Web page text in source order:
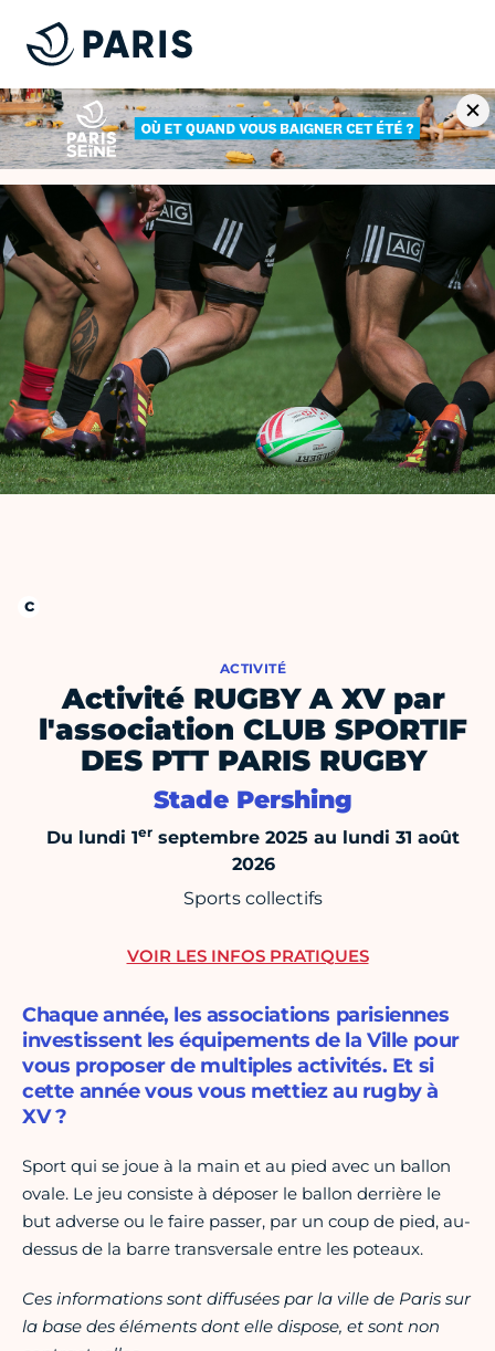
ACTIVITÉ
Activité RUGBY A XV par
l'association CLUB SPORTIF
DES PTT PARIS RUGBY
Stade Pershing
Du lundi 1er septembre 2025 au lundi 31 août
2026
Sports collectifs
Chaque année, les associations parisiennes
investissent les équipements de la Ville pour
vous proposer de multiples activités. Et si
cette année vous vous mettiez au rugby à
XV ?
Sport qui se joue à la main et au pied avec un ballon
ovale. Le jeu consiste à déposer le ballon derrière le
but adverse ou le faire passer, par un coup de pied, au-
dessus de la barre transversale entre les poteaux.
Ces informations sont diffusées par la ville de Paris sur
la base des éléments dont elle dispose, et sont non
VOIR LES INFOS PRATIQUES